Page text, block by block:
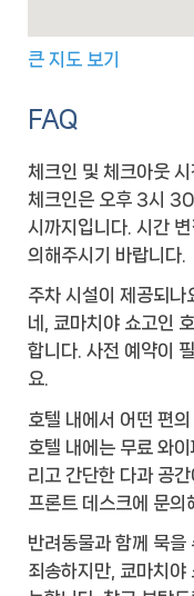
큰 지도 보기
FAQ
체크인 및 체크아웃
체크인은 오후 3시
시까지입니다. 시간
의해주시기 바랍니다.
주차 시설이 제공되
네, 쿄마치야 쇼고인
합니다. 사전 예약이
요.
호텔 내에서 어떤 편
호텔 내에는 무료 와
리고 간단한 다과 공
프론트 데스크에 문의
반려동물과 함께 묵을
죄송하지만, 쿄마치야